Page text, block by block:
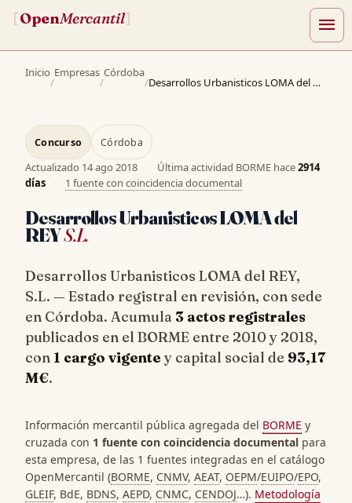
[OpenMercantil] menu
Inicio
/
Empresas
/
Córdoba
/ Desarrollos Urbanisticos LOMA del REY, S.L.
Concurso Córdoba
Actualizado 14 ago 2018 · Última actividad BORME hace2914
días
· 1 fuente con coincidencia documental
Desarrollos Urbanisticos LOMA del
REYS.L.
Desarrollos Urbanisticos LOMA del REY,
S.L. — Estado registral en revisión, con sede
en Córdoba. Acumula 3 actos registrales
publicados en el BORME entre 2010 y 2018,
con 1 cargo vigente y capital social de 93,17
M€.
Información mercantil pública agregada del BORME y
cruzada con 1 fuente con coincidencia documental para
esta empresa, de las 1 fuentes integradas en el catálogo
OpenMercantil (BORME, CNMV, AEAT, OEPM/EUIPO/EPO,
GLEIF, BdE, BDNS, AEPD, CNMC, CENDOJ…). Metodología